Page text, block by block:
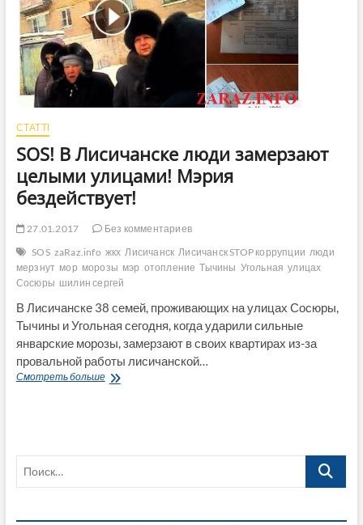
СТАТТІ
SOS! В Лисичанске люди замерзают
целыми улицами! Мэрия
бездействует!
27.01.2017
Без комментариев
SOS zaRaz.info жкх Лисичанск Лисичанск STOP коррупции люди
мерзнут мор морозы мэр отопление Тычины Угольная улицах
Сосюры шилин сергей
В Лисичанске 38 семей, проживающих на улицах Сосюры,
Тычины и Угольная сегодня, когда ударили сильные
январские морозы, замерзают в своих квартирах из-за
провальной работы лисичанской…
Смотреть большеSOS!
бездействует!
Поиск…